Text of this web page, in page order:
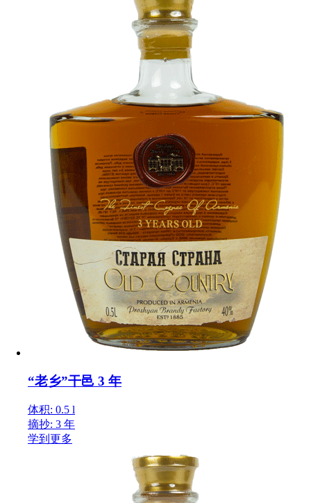
“老乡”干邑 3 年
体积: 0.5 l
摘抄: 3 年
学到更多